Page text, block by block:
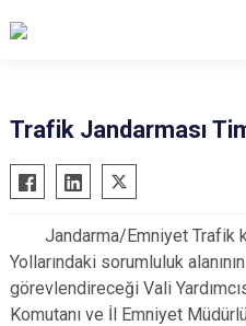
Trafik Jandarması
Jandarma/Emniyet Trafik
Yollarındaki sorumluluk
görevlendireceği Vali
Komutanı ve İl Emniyet